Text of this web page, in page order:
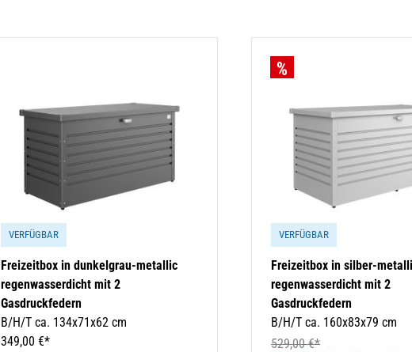
VERFÜGBAR
Freizeitbox in dunkelgrau-metallic
regenwasserdicht mit 2
Gasdruckfedern
B/H/T ca. 134x71x62 cm
349,00 €*
VERFÜGBAR
Freizeitbox in silber-
regenwasserdicht mit 2
Gasdruckfedern
B/H/T ca. 160x83x79 cm
529,00 €*